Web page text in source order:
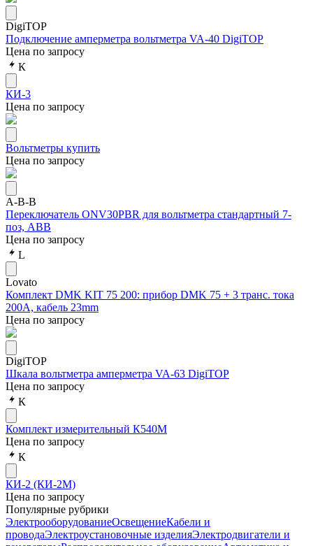
DigiTOP
Подключение амперметра вольтметра VA-40 DigiTOP
Цена по запросу
К
КИ-3
Цена по запросу
Вольтметры купить
Цена по запросу
A-B-B
Переключатель ONV30PBR для вольтметра стандартный 7-
поз, ABB
Цена по запросу
L
Lovato
Комплект DMK KIT 75 200: прибор DMK 75 + 3 транс. тока
200A, кабель 23mm
Цена по запросу
DigiTOP
Шкала вольтметра амперметра VA-63 DigiTOP
Цена по запросу
К
Комплект измерительный К540М
Цена по запросу
К
КИ-2 (КИ-2М)
Цена по запросу
Популярные рубрики
ЭлектрооборудованиеОсвещениеКабели и
проводаЭлектроустановочные изделияЭлектродвигатели и